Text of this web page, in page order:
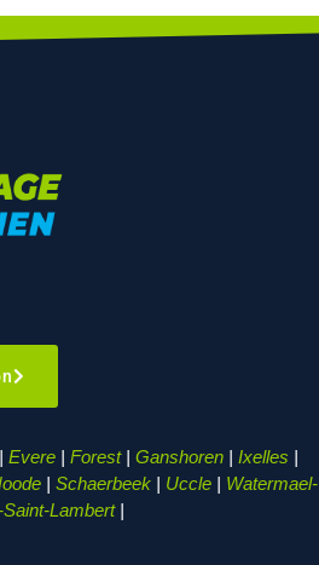
| Evere | Forest| Ganshoren | Ixelles |
| Schaerbeek| Uccle| Watermael-
Lambert|